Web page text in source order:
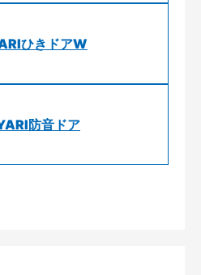
ひきドアW
防音ドア